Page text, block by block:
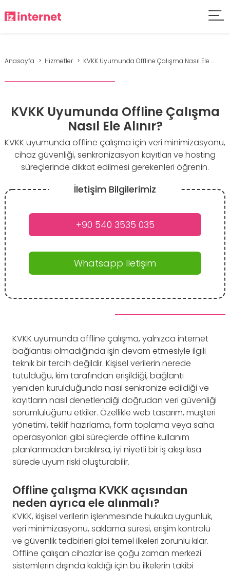
Anasayfa Hizmetler KVKK Uyumunda Offline Çalışma Nasıl Ele ...
KVKK Uyumunda Offline Çalışma
Nasıl Ele Alınır?
KVKK uyumunda offline çalışma için veri minimizasyonu,
cihaz güvenliği, senkronizasyon kayıtları ve hosting
süreçlerinde dikkat edilmesi gerekenleri öğrenin.
İletişim Bilgilerimiz
+90 540 3535 035
Whatsapp İletişim
KVKK uyumunda offline çalışma, yalnızca internet
bağlantısı olmadığında işin devam etmesiyle ilgili
teknik bir tercih değildir. Kişisel verilerin nerede
tutulduğu, kim tarafından erişildiği, bağlantı
yeniden kurulduğunda nasıl senkronize edildiği ve
kayıtların nasıl denetlendiği doğrudan veri güvenliği
sorumluluğunu etkiler. Özellikle web tasarım, müşteri
yönetimi, teklif hazırlama, form toplama veya saha
operasyonları gibi süreçlerde offline kullanım
planlanmadan bırakılırsa, iyi niyetli bir iş akışı kısa
sürede uyum riski oluşturabilir.
Offline çalışma KVKK açısından
neden ayrıca ele alınmalı?
KVKK, kişisel verilerin işlenmesinde hukuka uygunluk,
veri minimizasyonu, saklama süresi, erişim kontrolü
ve güvenlik tedbirleri gibi temel ilkeleri zorunlu kılar.
Offline çalışan cihazlar ise çoğu zaman merkezi
sistemlerin dışında kaldığı için bu ilkelerin takibi